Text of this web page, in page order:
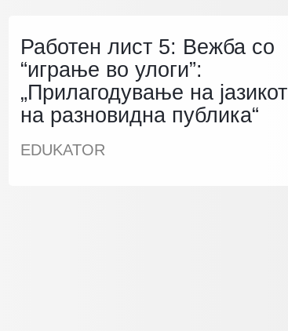
Работен лист 5: Вежба со
“играње во улоги”:
„Прилагодување на јазикот
на разновидна публика“
EDUKATOR